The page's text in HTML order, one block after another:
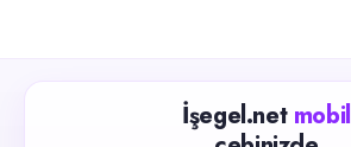
İşegel.net mobil